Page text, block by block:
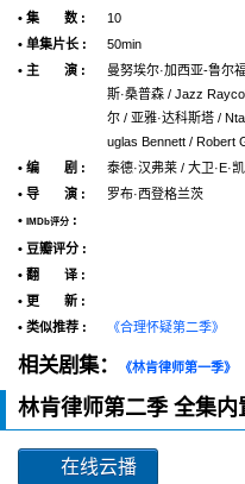
• 集 数 :
10
• 单集片长 :
50min
• 主 演 :
曼努埃尔·加西亚-鲁尔
斯·桑普森 / Jazz
尔 / 亚雅·达科斯塔 /
uglas Bennett / Robert
• 编 剧 :
泰德·汉弗莱 / 大卫·E·
• 导 演 :
罗布·西登格兰茨
•
IMDb评分 :
• 豆瓣评分 :
• 翻 译 :
• 更 新 :
• 类似推荐 :
《合理怀疑第二季》
相关剧集： 《林肯律师第一季》
林肯律师第二季 全集内
在线云播